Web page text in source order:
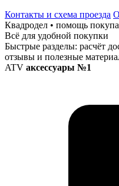
Контакты и схема проезда
Квадродел • помощь
Всё для удобной покупки
Быстрые разделы: расчёт
отзывы и полезные
ATV аксессуары №1